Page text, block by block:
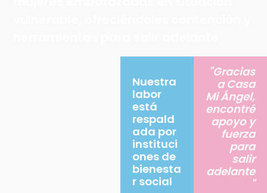
Nuestra
labor
está
respald
ada por
instituci
ones de
bienesta
r social
"Gracias
a Casa
Mi Ángel,
encontré
apoyo y
fuerza
para
salir
adelante
"